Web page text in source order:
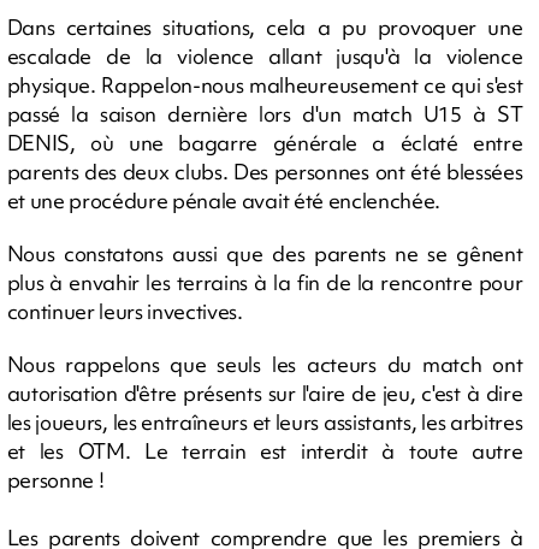
Dans certaines situations, cela a pu provoquer une
escalade de la violence allant jusqu'à la violence
physique. Rappelon-nous malheureusement ce qui s'est
passé la saison dernière lors d'un match U15 à ST
DENIS, où une bagarre générale a éclaté entre
parents des deux clubs. Des personnes ont été blessées
et une procédure pénale avait été enclenchée.
Nous constatons aussi que des parents ne se gênent
plus à envahir les terrains à la fin de la rencontre pour
continuer leurs invectives.
Nous rappelons que seuls les acteurs du match ont
autorisation d'être présents sur l'aire de jeu, c'est à dire
les joueurs, les entraîneurs et leurs assistants, les arbitres
et les OTM. Le terrain est interdit à toute autre
personne !
Les parents doivent comprendre que les premiers à